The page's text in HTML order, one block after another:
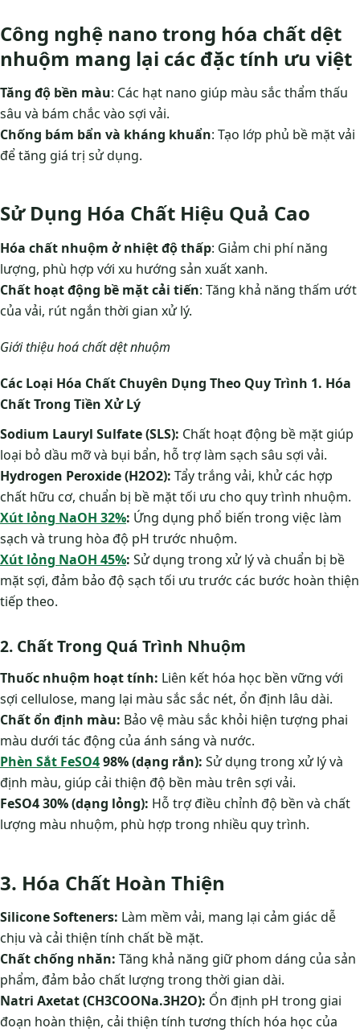
Công nghệ nano trong hóa chất dệt
nhuộm mang lại các đặc tính ưu việt
Tăng độ bền màu: Các hạt nano giúp màu sắc thẩm thấu
sâu và bám chắc vào sợi vải.
Chống bám bẩn và kháng khuẩn: Tạo lớp phủ bề mặt vải
để tăng giá trị sử dụng.
Sử Dụng Hóa Chất Hiệu Quả Cao
Hóa chất nhuộm ở nhiệt độ thấp: Giảm chi phí năng
lượng, phù hợp với xu hướng sản xuất xanh.
Chất hoạt động bề mặt cải tiến: Tăng khả năng thấm ướt
của vải, rút ngắn thời gian xử lý.
Giới thiệu hoá chất dệt nhuộm
Các Loại Hóa Chất Chuyên Dụng Theo Quy Trình 1. Hóa
Chất Trong Tiền Xử Lý
Sodium Lauryl Sulfate (SLS): Chất hoạt động bề mặt giúp
loại bỏ dầu mỡ và bụi bẩn, hỗ trợ làm sạch sâu sợi vải.
Hydrogen Peroxide (H2O2): Tẩy trắng vải, khử các hợp
chất hữu cơ, chuẩn bị bề mặt tối ưu cho quy trình nhuộm.
Xút lỏng NaOH 32%: Ứng dụng phổ biến trong việc làm
sạch và trung hòa độ pH trước nhuộm​.
Xút lỏng NaOH 45%: Sử dụng trong xử lý và chuẩn bị bề
mặt sợi, đảm bảo độ sạch tối ưu trước các bước hoàn thiện
tiếp theo​.
2. Chất Trong Quá Trình Nhuộm
Thuốc nhuộm hoạt tính: Liên kết hóa học bền vững với
sợi cellulose, mang lại màu sắc sắc nét, ổn định lâu dài.
Chất ổn định màu: Bảo vệ màu sắc khỏi hiện tượng phai
màu dưới tác động của ánh sáng và nước.
Phèn Sắt FeSO498% (dạng rắn): Sử dụng trong xử lý và
định màu, giúp cải thiện độ bền màu trên sợi vải​.
FeSO4 30% (dạng lỏng): Hỗ trợ điều chỉnh độ bền và chất
lượng màu nhuộm, phù hợp trong nhiều quy trình​.
3. Hóa Chất Hoàn Thiện
Silicone Softeners: Làm mềm vải, mang lại cảm giác dễ
chịu và cải thiện tính chất bề mặt.
Chất chống nhăn: Tăng khả năng giữ phom dáng của sản
phẩm, đảm bảo chất lượng trong thời gian dài.
Natri Axetat (CH3COONa.3H2O): Ổn định pH trong giai
đoạn hoàn thiện, cải thiện tính tương thích hóa học của